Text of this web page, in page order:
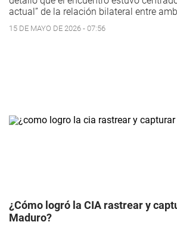
actual” de la relación bilateral entre
15 DE MAYO DE 2026 - 07:56
¿Cómo logró la CIA rastrear y
Maduro?